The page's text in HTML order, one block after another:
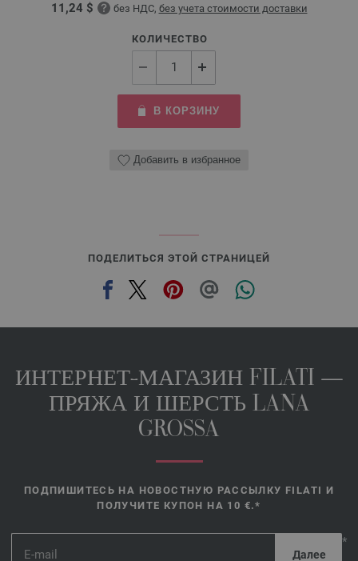
11,24 $ без НДС, без учета стоимости доставки
КОЛИЧЕСТВО
В КОРЗИНУ
Добавить в избранное
ПОДЕЛИТЬСЯ ЭТОЙ СТРАНИЦЕЙ
ИНТЕРНЕТ-МАГАЗИН FILATI —
ПРЯЖА И ШЕРСТЬ LANA
GROSSA
ПОДПИШИТЕСЬ НА НОВОСТНУЮ РАССЫЛКУ FILATI И
ПОЛУЧИТЕ КУПОН НА 10 €.*
*